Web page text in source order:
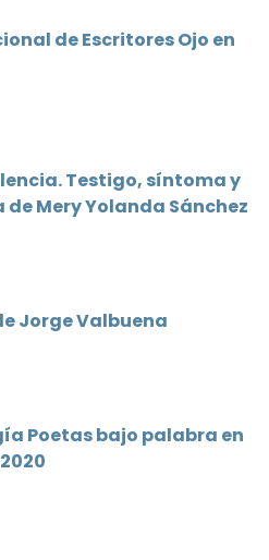
de Escritores Ojo en
Testigo, síntoma y
Mery Yolanda Sánchez
Jorge Valbuena
Poetas bajo palabra en